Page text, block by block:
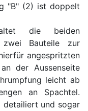
"B" (2) ist doppelt
die beiden
Bauteile zur
angespritzten
der Aussenseite
leicht ab
an Spachtel.
detailiert und sogar